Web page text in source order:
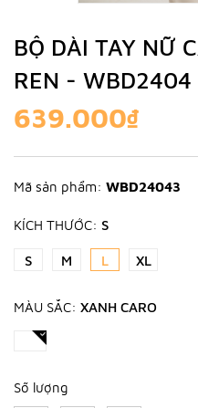
BỘ DÀI TAY NỮ
REN - WBD2404
639.000₫
Mã sản phẩm: WBD24043
KÍCH THƯỚC: S
S M L XL
MÀU SẮC: XANH CARO
Số lượng